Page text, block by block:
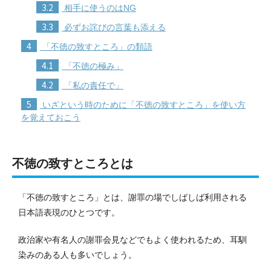
3.2 相手に使うのはNG
3.3 必ずお詫びの言葉も添える
4 「不徳の致すところ」の類語
4.1 「不徳の極み」
4.2 「私の責任で」
5
いざという時のために「不徳の致すところ」を使い方
を覚えておこう
不徳の致すところとは
「不徳の致すところ」とは、謝罪の場でしばしば利用される
日本語表現のひとつです。
政治家や有名人の謝罪会見などでもよく使われるため、耳馴
染みのある人も多いでしょう。